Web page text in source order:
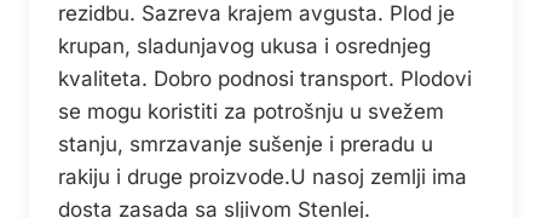
rezidbu. Sazreva krajem avgusta. Plod je
krupan, sladunjavog ukusa i osrednjeg
kvaliteta. Dobro podnosi transport. Plodovi
se mogu koristiti za potrošnju u svežem
stanju, smrzavanje sušenje i preradu u
rakiju i druge proizvode.U nasoj zemlji ima
dosta zasada sa sljivom Stenlej.